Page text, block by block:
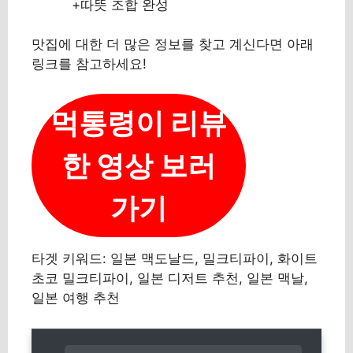
+따뜻 조합 완성
맛집에 대한 더 많은 정보를 찾고 계신다면 아래
링크를 참고하세요!
먹통령이 리뷰
한 영상 보러
가기
타겟 키워드: 일본 맥도날드, 밀크티파이, 화이트
초코 밀크티파이, 일본 디저트 추천, 일본 맥날,
일본 여행 추천